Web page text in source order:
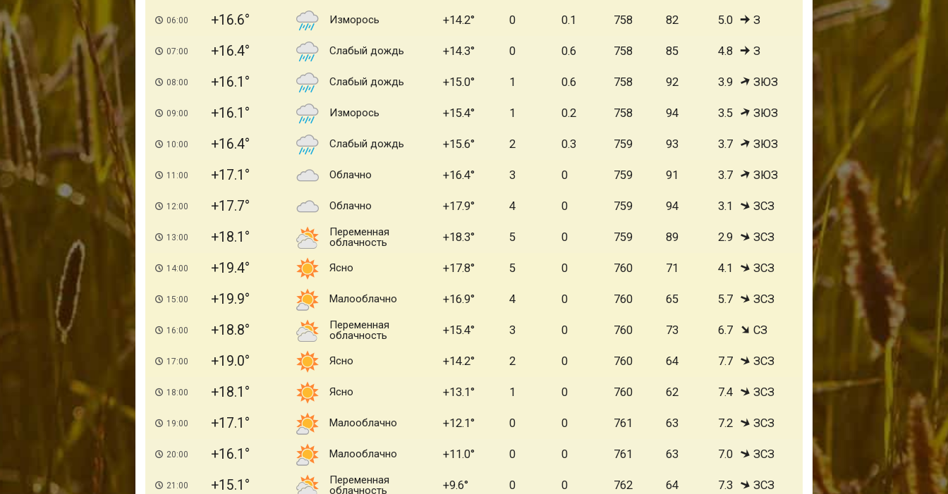
06:00 +16.6 Изморось +14.2 0 0.1 758 82 5.0 З
07:00 +16.4 Слабый дождь +14.3 0 0.6 758 85 4.8 З
08:00 +16.1 Слабый дождь +15.0 1 0.6 758 92 3.9 ЗЮЗ
09:00 +16.1 Изморось +15.4 1 0.2 758 94 3.5 ЗЮЗ
10:00 +16.4 Слабый дождь +15.6 2 0.3 759 93 3.7 ЗЮЗ
11:00 +17.1 Облачно +16.4 3 0 759 91 3.7 ЗЮЗ
12:00 +17.7 Облачно +17.9 4 0 759 94 3.1 ЗСЗ
13:00 +18.1
Переменная
облачность
+18.3 5 0 759 89 2.9 ЗСЗ
14:00 +19.4 Ясно +17.8 5 0 760 71 4.1 ЗСЗ
15:00 +19.9 Малооблачно +16.9 4 0 760 65 5.7 ЗСЗ
16:00 +18.8
Переменная
облачность
+15.4 3 0 760 73 6.7 СЗ
17:00 +19.0 Ясно +14.2 2 0 760 64 7.7 ЗСЗ
18:00 +18.1 Ясно +13.1 1 0 760 62 7.4 ЗСЗ
19:00 +17.1 Малооблачно +12.1 0 0 761 63 7.2 ЗСЗ
20:00 +16.1 Малооблачно +11.0 0 0 761 63 7.0 ЗСЗ
21:00 +15.1
Переменная
облачность
+9.6 0 0 762 64 7.3 ЗСЗ